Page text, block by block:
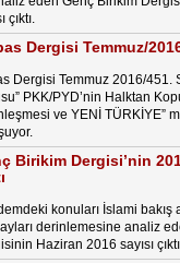
çıktı.
Dergisi Temmuz/
Dergisi Temmuz 2016/451.
PKK/PYD’nin Halktan
ve YENİ TÜRKİYE”
Birikim Dergisi’nin
konuları İslami bakış
derinlemesine analiz
Haziran 2016 sayısı